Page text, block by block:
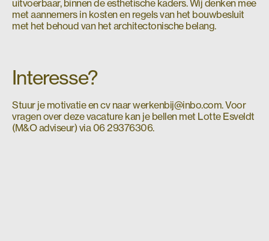
uitvoerbaar, binnen de esthetische kaders. Wij denken mee
met aannemers in kosten en regels van het bouwbesluit
met het behoud van het architectonische belang.
Interesse?
Stuur je motivatie en cv naar werkenbij@inbo.com. Voor
vragen over deze vacature kan je bellen met Lotte Esveldt
(M&O adviseur) via 06 29376306.